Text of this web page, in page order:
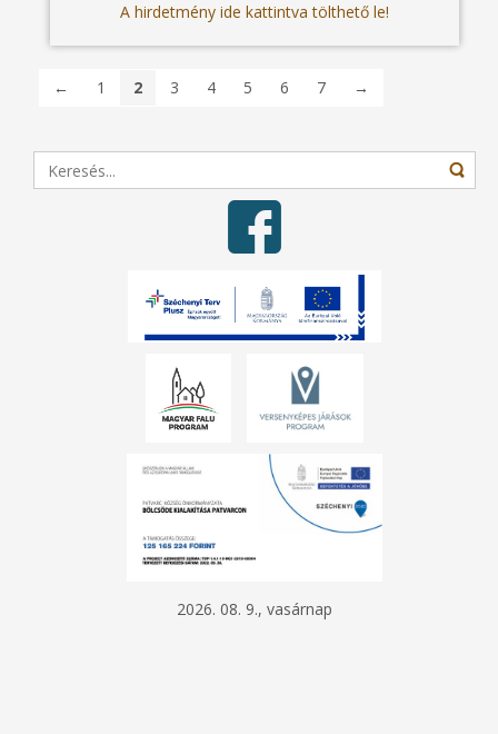
A hirdetmény ide kattintva tölthető le!
← 1 2 3 4 5 6 7 →
2026. 08. 9., vasárnap